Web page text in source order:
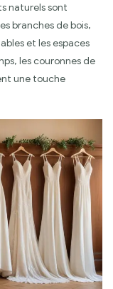
naturels sont
branches de bois,
et les espaces
les couronnes de
une touche